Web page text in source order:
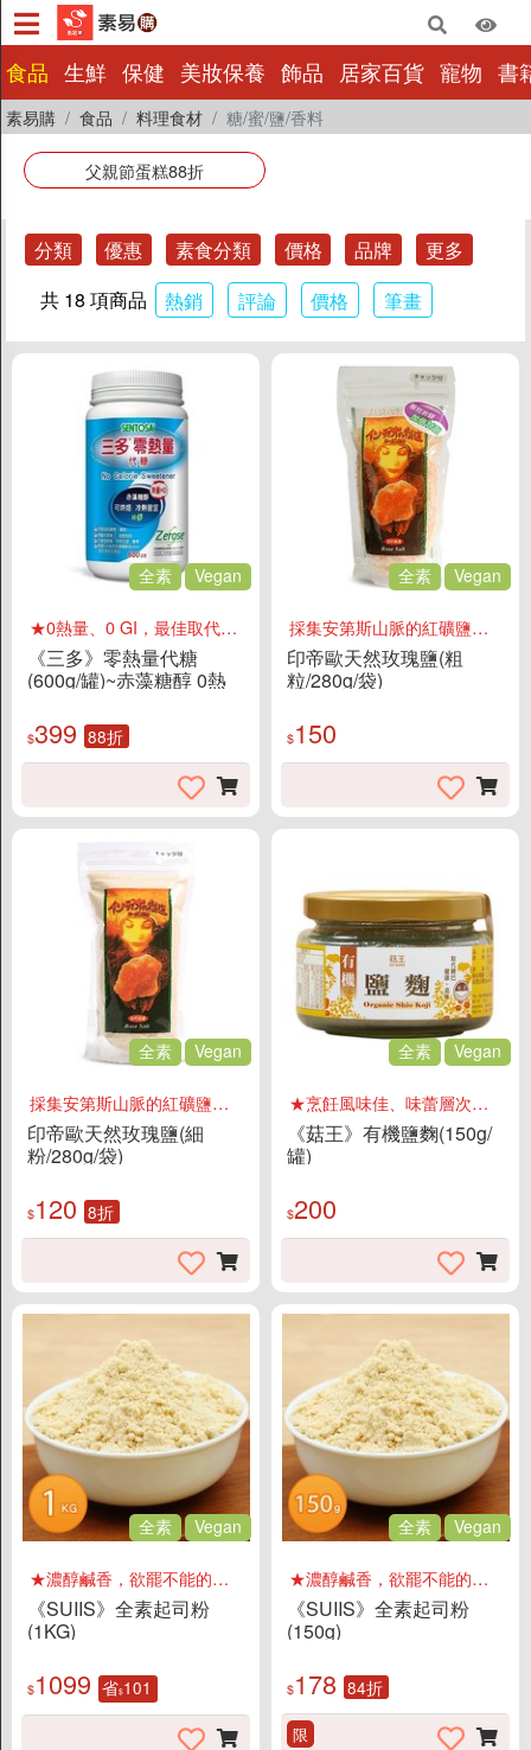
食品 生鮮 保健 美妝保養 飾品 居家百貨 寵物 書
素易購 食品 料理食材 糖/蜜/鹽/香料
父親節蛋糕88折
食品
生鮮
美妝保養
飾品
居家百貨
寵物
書籍影音
量販批發
惜福|即期
父親節蛋糕88折
休閒食品
蔬果乾/蜜餞
糖果/果凍/巧克力
料理食材
調理包/醬菜/罐頭
料理醬
沾拌醬
米/麵/泡麵
湯底/高湯
果醬/抹醬
糖/蜜/鹽/香料
烘培材料
沖泡食品
榖粉/沖泡植物奶
粥/即食湯/穀麥片
飲料茶咖啡
無酒精/氣泡飲料
果汁/水/酵素
分類 優惠 素食分類 價格 品牌
更多
共 18 項商品
熱銷 評論 價格 筆畫
全素 Vegan
★0熱量、0 GI，最佳取代糖的替代品
《三多》零熱量代糖
(600g/罐)~赤藻糖醇 0熱
替代品
$399 88折
全素 Vegan
採集安第斯山脈的紅礦鹽顆粒變大了，讓大家可以更加地感受到天然的甘甜，體會未受污染天然紅寶石般的礦鹽美味！
印帝歐天然玫瑰鹽(粗
粒/280g/袋)
$150
全素 Vegan
採集安第斯山脈的紅礦鹽顆粒變大了，讓大家可以更加地感受到天然的甘甜，體會未受污染天然紅寶石般的礦鹽美味！
印帝歐天然玫瑰鹽(細
粉/280g/袋)
$120 8折
全素 Vegan
★烹飪風味佳、味蕾層次更豐富
《菇王》有機鹽麴(150g/
罐)
$200
全素 Vegan
★濃醇鹹香，欲罷不能的絕妙滋味
《SUIIS》全素起司粉
(1KG)
$1099 省$101
全素 Vegan
★濃醇鹹香，欲罷不能的絕妙滋味
《SUIIS》全素起司粉
(150g)
$178 84折
限